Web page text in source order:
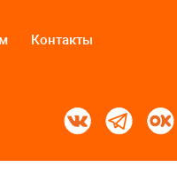
Контакты